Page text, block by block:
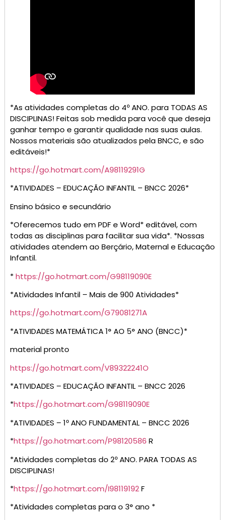
*As atividades completas do 4º ANO. para TODAS AS
DISCIPLINAS! Feitas sob medida para você que deseja
ganhar tempo e garantir qualidade nas suas aulas.
Nossos materiais são atualizados pela BNCC, e são
editáveis!*
https://go.hotmart.com/A98119291G
*ATIVIDADES – EDUCAÇÃO INFANTIL – BNCC 2026*
Ensino básico e secundário
*Oferecemos tudo em PDF e Word* editável, com
todas as disciplinas para facilitar sua vida*. *Nossas
atividades atendem ao Berçário, Maternal e Educação
Infantil.
*https://go.hotmart.com/G98119090E
*Atividades Infantil – Mais de 900 Atividades*
https://go.hotmart.com/G79081271A
*ATIVIDADES MATEMÁTICA 1° AO 5° ANO (BNCC)*
material pronto
https://go.hotmart.com/V89322241O
*ATIVIDADES – EDUCAÇÃO INFANTIL – BNCC 2026
*https://go.hotmart.com/G98119090E
*ATIVIDADES – 1º ANO FUNDAMENTAL – BNCC 2026
*https://go.hotmart.com/P98120586 R
*Atividades completas do 2º ANO. PARA TODAS AS
DISCIPLINAS!
*https://go.hotmart.com/I98119192F
*Atividades completas para o 3° ano *